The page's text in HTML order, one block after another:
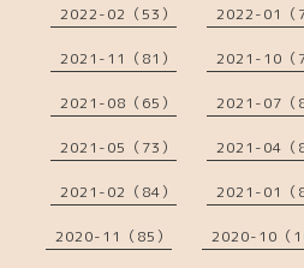
2022-02（53） 2022-01（
2021-11（81） 2021-10（
2021-08（65） 2021-07（
2021-05（73） 2021-04（
2021-02（84） 2021-01（
2020-11（85） 2020-10（